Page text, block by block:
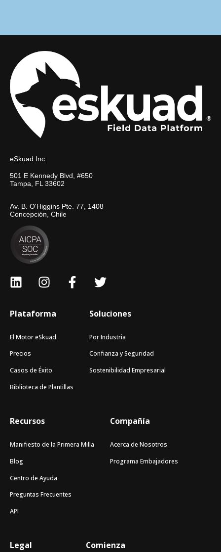
eSkuad Inc.
501 E Kennedy Blvd, #650
Tampa, FL 33602
Av. B. O'Higgins Pte. 77, 1408
Concepción, Chile
Plataforma
El Motor eSkuad
Precios
Casos de Éxito
Biblioteca de Plantillas
Soluciones
Por Industria
Confianza y Seguridad
Sostenibilidad Empresarial
Recursos
Manifiesto de la Primera Milla
Blog
Centro de Ayuda
Preguntas Frecuentes
API
Compañía
Acerca de Nosotros
Programa Embajadores
Legal Comienza